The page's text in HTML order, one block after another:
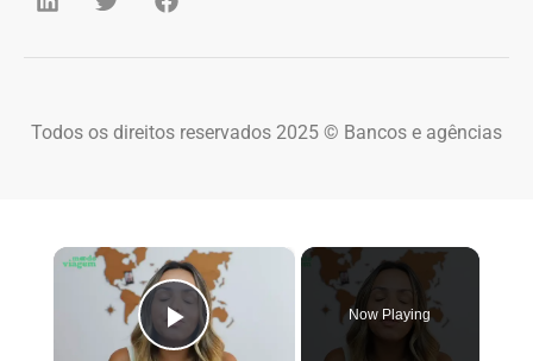
Todos os direitos reservados 2025 © Bancos e agências
×
Play Video
Now Playing